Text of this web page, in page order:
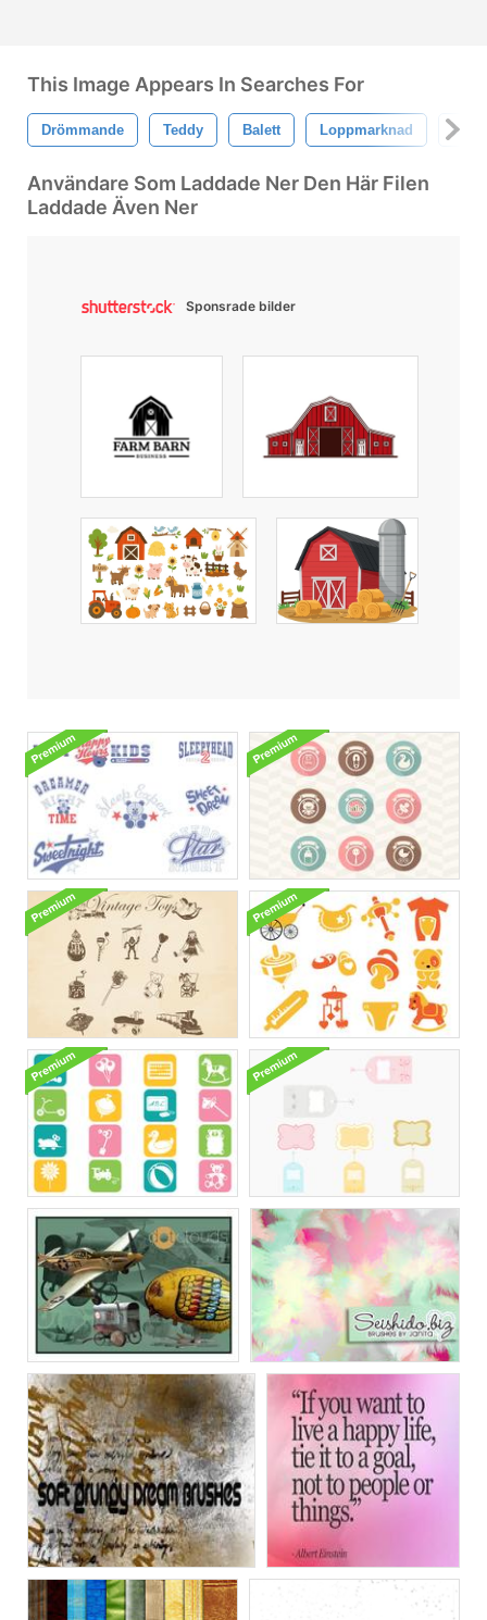
This Image Appears In Searches For
Drömmande Teddy Balett Loppmarknad Barn
Användare Som Laddade Ner Den Här Filen
Laddade Även Ner
Sponsrade bilder